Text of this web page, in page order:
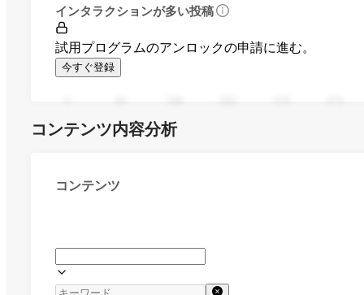
インタラクションが多い投稿
試用プログラムのアンロックの申請に進む。
今すぐ登録
コンテンツ内容分析
コンテンツ